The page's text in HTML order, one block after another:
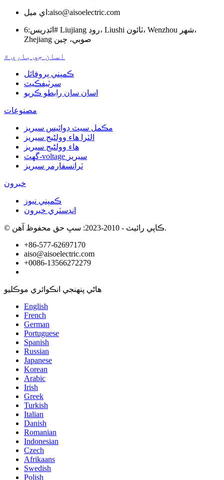
اي ميل:aiso@aisoelectric.com
ائڊريس:6# Liujiang روڊ، Liushi ٽائون، Wenzhou شهر،
Zhejiang صوبي، چين
اسان جي باري ۾
ڪمپني پروفائل
سرٽيفڪيٽ
اسان سان رابطو ڪريو
مصنوعات
مڪمل سيٽ ڊوائيس سيريز
الٽرا هاء وولٹیج سيريز
هاء وولٹیج سيريز
گھٽ-voltage سيريز
ٽرانسفارمر سيريز
خبرون
ڪمپني نيوز
انڊسٽري خبرون
© ڪاپي رائيٽ - 2010-2023: سڀ حق محفوظ آهن.
+86-577-62697170
aiso@aisoelectric.com
+0086-13566272279
ھاڻي پنھنجي انڪوائري موڪليو
English
French
German
Portuguese
Spanish
Russian
Japanese
Korean
Arabic
Irish
Greek
Turkish
Italian
Danish
Romanian
Indonesian
Czech
Afrikaans
Swedish
Polish